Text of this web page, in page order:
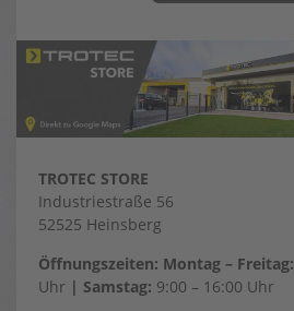
TROTEC STORE
Industriestraße 56
52525 Heinsberg
Öffnungszeiten: Montag – Freitag:
Uhr | Samstag: 9:00 – 16:00 Uhr